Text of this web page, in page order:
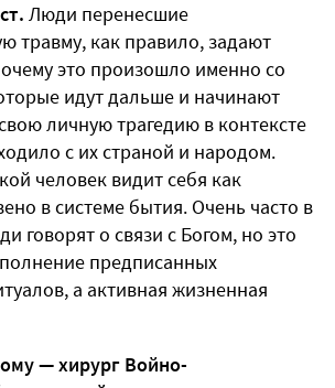
Люди перенесшие
травму, как правило, задают
это произошло именно со
идут дальше и начинают
личную трагедию в контексте
с их страной и народом.
человек видит себя как
в системе бытия. Очень часто в
говорят о связи с Богом, но это
предписанных
а активная жизненная
— хирург Войно-